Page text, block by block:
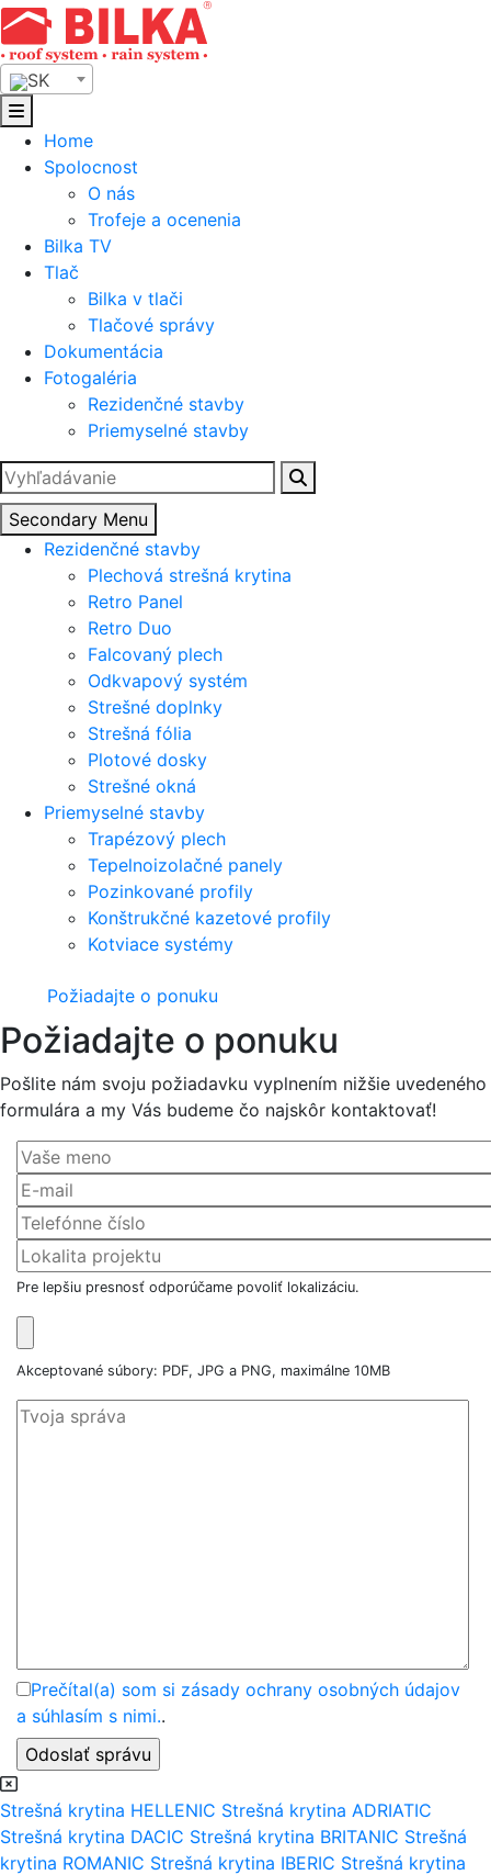
Skip
to
content
SK
Home
Spolocnost
O nás
Trofeje a ocenenia
Bilka TV
Tlač
Bilka v tlači
Tlačové správy
Dokumentácia
Fotogaléria
Rezidenčné stavby
Priemyselné stavby
Hľadať:
Secondary Menu
Rezidenčné stavby
Plechová strešná krytina
Retro Panel
Retro Duo
Falcovaný plech
Odkvapový systém
Strešné doplnky
Strešná fólia
Plotové dosky
Strešné okná
Priemyselné stavby
Trapézový plech
Tepelnoizolačné panely
Pozinkované profily
Konštrukčné kazetové profily
Kotviace systémy
Požiadajte o ponuku
Požiadajte o ponuku
Pošlite nám svoju požiadavku vyplnením nižšie uvedeného
formulára a my Vás budeme čo najskôr kontaktovať!
Pre lepšiu presnosť odporúčame povoliť lokalizáciu.
Akceptované súbory: PDF, JPG a PNG, maximálne 10MB
Prečítal(a) som si zásady ochrany osobných údajov
a súhlasím s nimi..
Strešná krytina HELLENIC Strešná krytina ADRIATIC
Strešná krytina DACIC Strešná krytina BRITANIC Strešná
krytina ROMANIC Strešná krytina IBERIC Strešná krytina